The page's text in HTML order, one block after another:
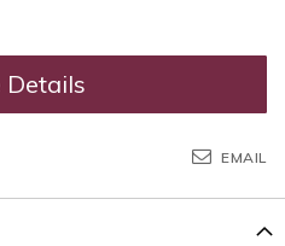
Details
EMAIL